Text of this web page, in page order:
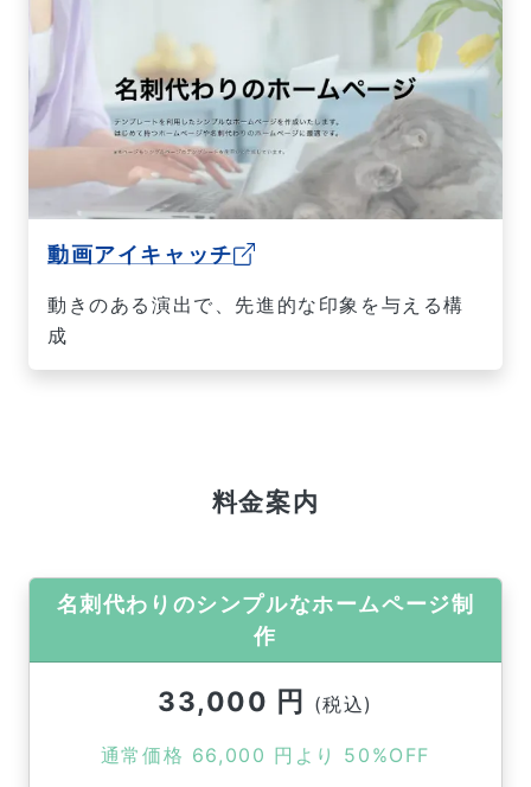
動画アイキャッチ
動きのある演出で、先進的な印象を与える構
成
料金案内
名刺代わりのシンプルなホームページ制
作
33,000 円 (税込)
通常価格 66,000 円より 50%OFF